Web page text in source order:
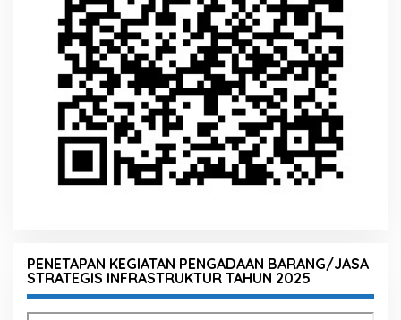
PENETAPAN KEGIATAN PENGADAAN BARANG/JASA
STRATEGIS INFRASTRUKTUR TAHUN 2025